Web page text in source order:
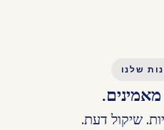
שלנו
שיקול דעת.